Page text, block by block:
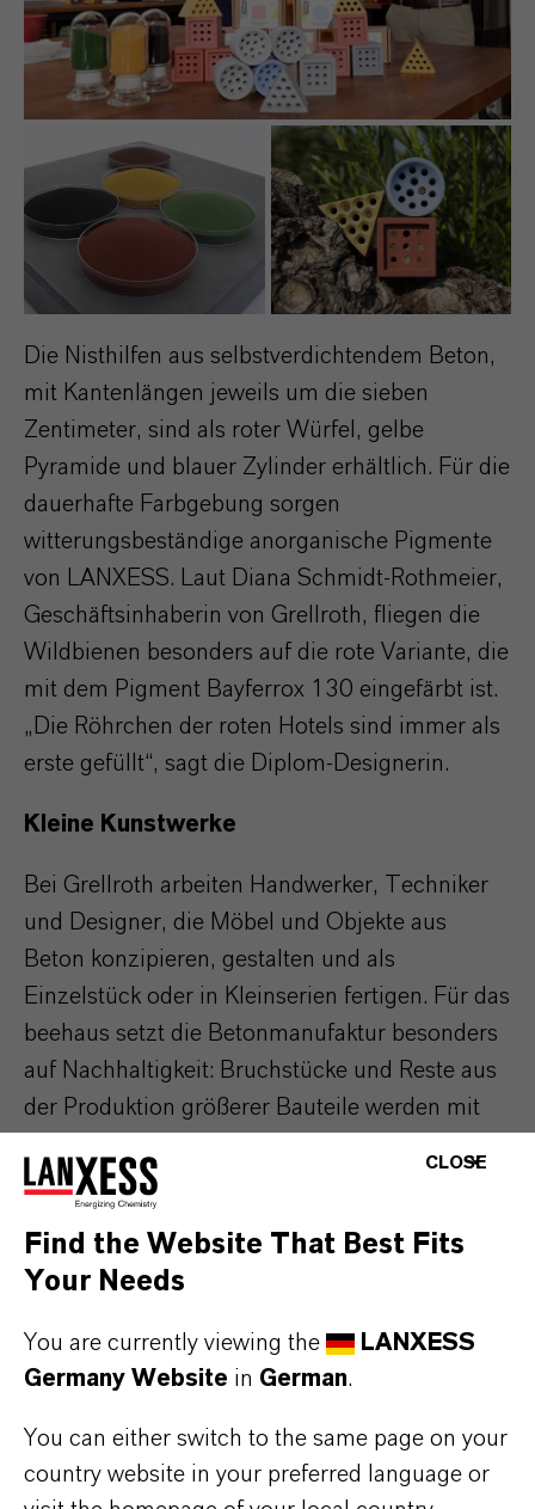
Die Nisthilfen aus selbstverdichtendem Beton,
mit Kantenlängen jeweils um die sieben
Zentimeter, sind als roter Würfel, gelbe
Pyramide und blauer Zylinder erhältlich. Für die
dauerhafte Farbgebung sorgen
witterungsbeständige anorganische Pigmente
von LANXESS. Laut Diana Schmidt-Rothmeier,
Geschäftsinhaberin von Grellroth, fliegen die
Wildbienen besonders auf die rote Variante, die
mit dem Pigment Bayferrox 130 eingefärbt ist.
„Die Röhrchen der roten Hotels sind immer als
erste gefüllt“, sagt die Diplom-Designerin.
Kleine Kunstwerke
Bei Grellroth arbeiten Handwerker, Techniker
und Designer, die Möbel und Objekte aus
Beton konzipieren, gestalten und als
Einzelstück oder in Kleinserien fertigen. Für das
beehaus setzt die Betonmanufaktur besonders
auf Nachhaltigkeit: Bruchstücke und Reste aus
der Produktion größerer Bauteile werden mit
dispergierbaren Pigmenten sowie
erstellten Formen zu langlebigen
Bienenhäusern vergossen – alles in Handarbeit.
„Die Entwicklung und Anfertigung der
eine Herausforderung, denn die erforderlichen
Entformungsschrägen in den schmalen
CLOSE
Find the Website That Best Fits
Your Needs
You are currently viewing the
LANXESS
Germany Website in German.
You can either switch to the same page on your
country website in your preferred language or